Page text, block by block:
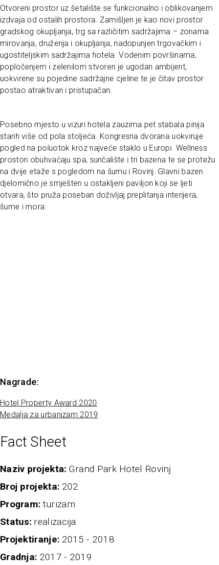
Otvoreni prostor uz šetalište se funkcionalno i oblikovanjem
izdvaja od ostalih prostora. Zamišljen je kao novi prostor
gradskog okupljanja, trg sa različitim sadržajima – zonama
mirovanja, druženja i okupljanja, nadopunjen trgovačkim i
ugostiteljskim sadržajima hotela. Vodenim površinama,
popločenjem i zelenilom stvoren je ugodan ambijent,
uokvirene su pojedine sadržajne cjeline te je čitav prostor
postao atraktivan i pristupačan.
Posebno mjesto u vizuri hotela zauzima pet stabala pinija
starih više od pola stoljeća. Kongresna dvorana uokviruje
pogled na poluotok kroz najveće staklo u Europi. Wellness
prostori obuhvaćaju spa, sunčalište i tri bazena te se protežu
na dvije etaže s pogledom na šumu i Rovinj. Glavni bazen
djelomično je smješten u ostakljeni paviljon koji se ljeti
otvara, što pruža poseban doživljaj preplitanja interijera,
šume i mora.
Nagrade:
Hotel Property Award 2020
Medalja za urbanizam 2019
Fact Sheet
naziv projekta Grand Park Hotel Rovinj
broj projekta 202
program turizam
status realizacija
projektiranje 2015 - 2018
Gradnja 2017 - 2019